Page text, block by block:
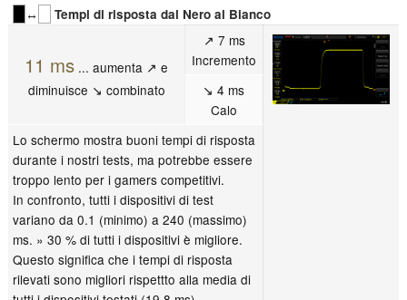
↔
Tempi di risposta dal Nero al Bianco
11 ms ... aumenta ↗ e
diminuisce ↘ combinato
↗ 7 ms
Incremento
↘ 4 ms
Calo
Lo schermo mostra buoni tempi di risposta
durante i nostri tests, ma potrebbe essere
troppo lento per i gamers competitivi.
In confronto, tutti i dispositivi di test
variano da 0.1 (minimo) a 240 (massimo)
ms. » 30 % di tutti i dispositivi è migliore.
Questo significa che i tempi di risposta
rilevati sono migliori rispettto alla media di